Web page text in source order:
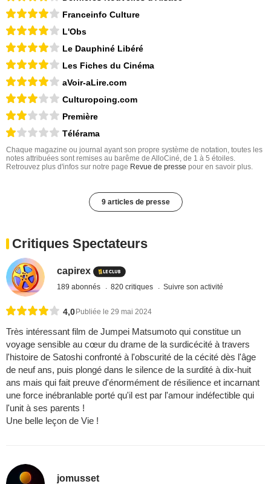
Franceinfo Culture
L'Obs
Le Dauphiné Libéré
Les Fiches du Cinéma
aVoir-aLire.com
Culturopoing.com
Première
Télérama
Chaque magazine ou journal ayant son propre système de notation, toutes les
notes attribuées sont remises au barême de AlloCiné, de 1 à 5 étoiles.
Retrouvez plus d'infos sur notre page Revue de presse pour en savoir plus.
9 articles de presse
Critiques Spectateurs
capirex
189 abonnés 820 critiques Suivre son activité
4,0 Publiée le 29 mai 2024
Très intéressant film de Jumpei Matsumoto qui constitue un
voyage sensible au cœur du drame de la surdicécité à travers
l'histoire de Satoshi confronté à l'obscurité de la cécité dès l'âge
de neuf ans, puis plongé dans le silence de la surdité à dix-huit
ans mais qui fait preuve d'énormément de résilience et incarnant
une force inébranlable porté qu'il est par l'amour indéfectible qui
l'unit à ses parents !
Une belle leçon de Vie !
jomusset